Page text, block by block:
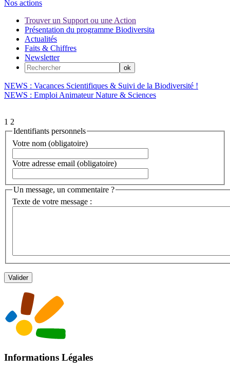
Nos actions
Trouver un Support ou une Action
Présentation du programme Biodiversita
Actualités
Faits & Chiffres
Newsletter
NEWS : Vacances Scientifiques & Suivi de la Biodiversité !
NEWS : Emploi Animateur Nature & Sciences
1 2
Identifiants personnels
Votre nom (obligatoire)
Votre adresse email (obligatoire)
Un message, un commentaire ?
Texte de votre message :
Informations Légales